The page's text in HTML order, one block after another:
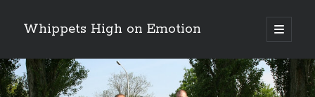
Whippets High on Emotion
öffnen
Sidebar
Neueste Kommentare